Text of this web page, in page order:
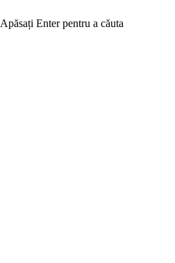
Apăsați Enter pentru a căuta